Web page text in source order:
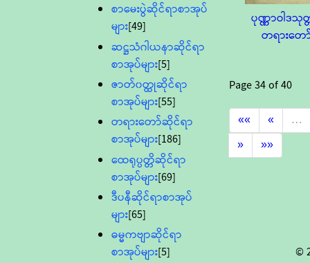
စာမေးပွဲဆိုင်ရာစာအုပ်
များ[49]
ဆဋ္ဌသံဂါယနာဆိုင်ရာ
စာအုပ်များ[5]
ဇာတ်၀တ္ထုဆိုင်ရာ
စာအုပ်များ[55]
တရားတော်ဆိုင်ရာ
စာအုပ်များ[186]
ထေရုပ္ပတ္တိဆိုင်ရာ
စာအုပ်များ[69]
ဒီပနီဆိုင်ရာစာအုပ်
များ[65]
ဓမ္မကဗျာဆိုင်ရာ
စာအုပ်များ[5]
ပုဏ္ဏာဝါဒသု
တရားတေ
Page34of40
««
«
…
»
»»
©